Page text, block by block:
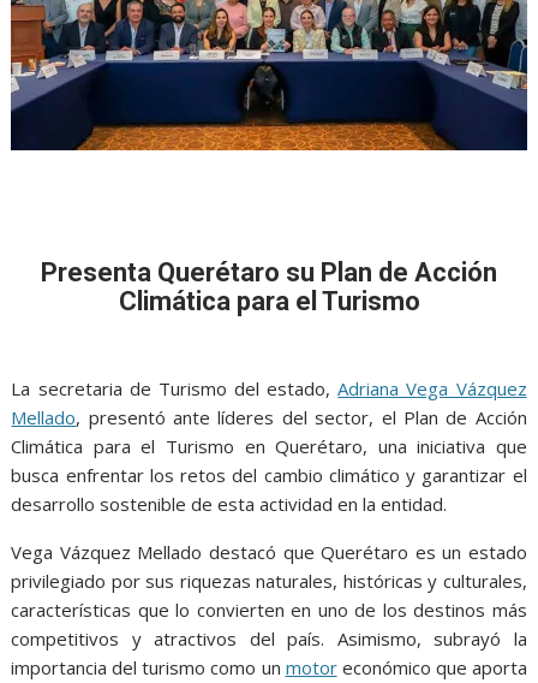
Presenta Querétaro su Plan de Acción
Climática para el Turismo
La secretaria de Turismo del estado,Adriana Vega Vázquez
Mellado, presentó ante líderes del sector, el Plan de Acción
Climática para el Turismo en Querétaro, una iniciativa que
busca enfrentar los retos del cambio climático y garantizar el
desarrollo sostenible de esta actividad en la entidad.
Vega Vázquez Mellado destacó que Querétaro es un estado
privilegiado por sus riquezas naturales, históricas y culturales,
características que lo convierten en uno de los destinos más
competitivos y atractivos del país. Asimismo, subrayó la
importancia del turismo como un motoreconómico que aporta